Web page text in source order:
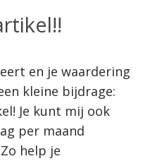
en je waardering
kleine bijdrage:
Je kunt mij ook
per maand
help je